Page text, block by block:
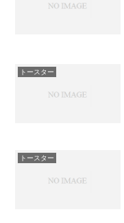
トースター
トースター